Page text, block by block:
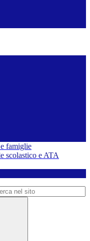
famiglie
scolastico e ATA